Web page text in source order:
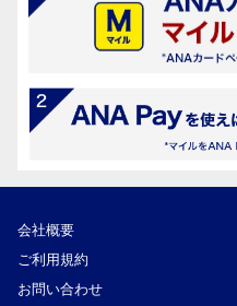
会社概要
ご利用規約
お問い合わせ